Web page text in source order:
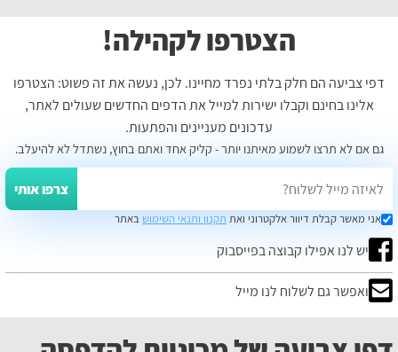
הצטרפו לקהילה!
דפי צביעה הם חלק בלתי נפרד מחיינו. לכן, נעשה את זה פשוט: הצטרפו
אלינו בחינם וקבלו ישירות למייל את הדפים החדשים שעולים לאתר,
עדכונים מעניינים והפתעות.
גם אם לא תרצו לשמוע מאיתנו יותר - קליק אחד ואתם בחוץ, נשתדל לא להיעלב.
צרפו אותי
אני מאשר קבלת דיוור אלקטרוני ואת תקנון ותנאי השימושבאתר
יש לנו אפילו קבוצה בפייסבוק
ואפשר גם לשלוח לנו מייל